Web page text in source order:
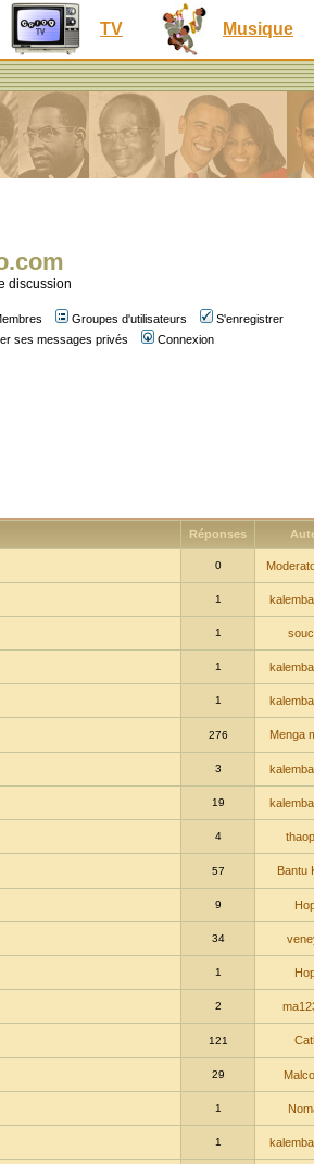
TV Musique
discussion
Groupes d'utilisateurs
S'enregistrer
ses messages privés Connexion
Réponses
0
1
1
1
1
276 Menga
3
19
4
57 Bantu
9
34
1
2
121
29
1
1